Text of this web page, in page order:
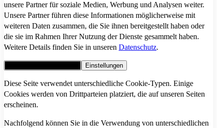
unsere Partner für soziale Medien, Werbung und Analysen weiter.
Unsere Partner führen diese Informationen möglicherweise mit
weiteren Daten zusammen, die Sie ihnen bereitgestellt haben oder
die sie im Rahmen Ihrer Nutzung der Dienste gesammelt haben.
Weitere Details finden Sie in unseren Datenschutz.
Einstellungen
Diese Seite verwendet unterschiedliche Cookie-Typen. Einige
Cookies werden von Drittparteien platziert, die auf unseren Seiten
erscheinen.
Nachfolgend können Sie in die Verwendung von unterschiedlichen